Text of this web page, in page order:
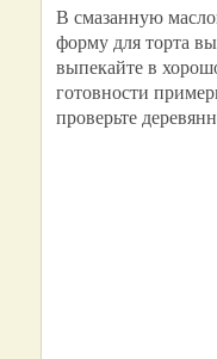
В смазанную
форму для торта
выпекайте в
готовности
проверьте